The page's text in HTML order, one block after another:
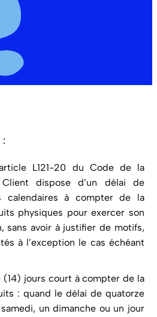
:
L121-20 du Code de la
dispose d’un délai de
calendaires à compter de la
physiques pour exercer son
sans avoir à justifier de motifs,
à l’exception le cas échéant
(14) jours court à compter de la
: quand le délai de quatorze
un dimanche ou un jour